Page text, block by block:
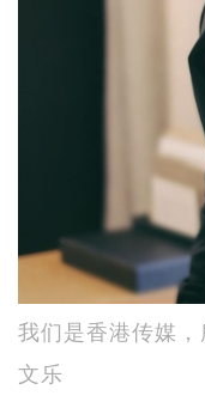
我们是香港传媒
文乐